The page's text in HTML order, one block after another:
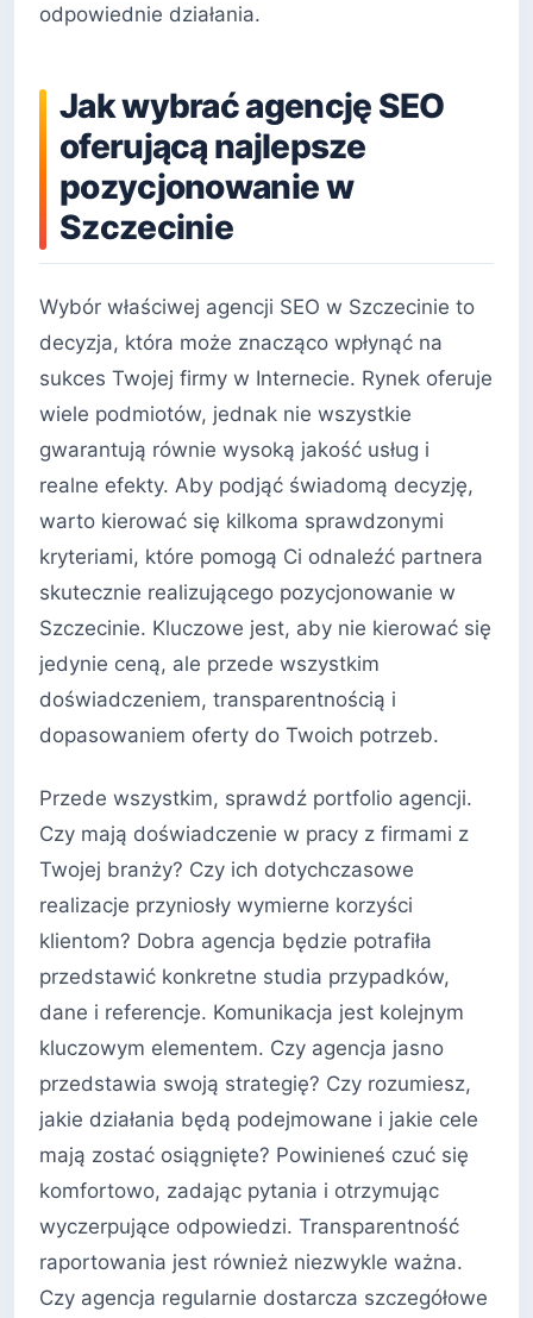
odpowiednie działania.
Jak wybrać agencję SEO
oferującą najlepsze
pozycjonowanie w
Szczecinie
Wybór właściwej agencji SEO w Szczecinie to
decyzja, która może znacząco wpłynąć na
sukces Twojej firmy w Internecie. Rynek oferuje
wiele podmiotów, jednak nie wszystkie
gwarantują równie wysoką jakość usług i
realne efekty. Aby podjąć świadomą decyzję,
warto kierować się kilkoma sprawdzonymi
kryteriami, które pomogą Ci odnaleźć partnera
skutecznie realizującego pozycjonowanie w
Szczecinie. Kluczowe jest, aby nie kierować się
jedynie ceną, ale przede wszystkim
doświadczeniem, transparentnością i
dopasowaniem oferty do Twoich potrzeb.
Przede wszystkim, sprawdź portfolio agencji.
Czy mają doświadczenie w pracy z firmami z
Twojej branży? Czy ich dotychczasowe
realizacje przyniosły wymierne korzyści
klientom? Dobra agencja będzie potrafiła
przedstawić konkretne studia przypadków,
dane i referencje. Komunikacja jest kolejnym
kluczowym elementem. Czy agencja jasno
przedstawia swoją strategię? Czy rozumiesz,
jakie działania będą podejmowane i jakie cele
mają zostać osiągnięte? Powinieneś czuć się
komfortowo, zadając pytania i otrzymując
wyczerpujące odpowiedzi. Transparentność
raportowania jest również niezwykle ważna.
Czy agencja regularnie dostarcza szczegółowe